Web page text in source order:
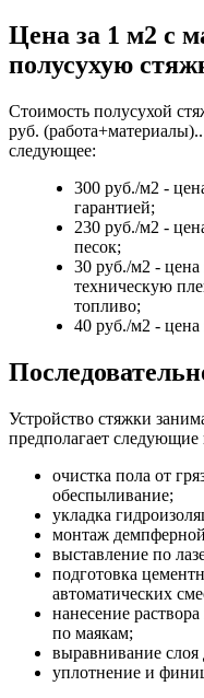
Цена за 1 м2 с
полусухую
Стоимость полусухой
руб.
следующее:
300 руб./м2 -
гарантией;
230 руб./м2 -
песок;
30 руб./м2 - цена
техническую
топливо;
40 руб./м2 - цена
Устройство стяжки
предполагает следующие
очистка пола от
обеспыливание;
укладка
монтаж
выставление по
подготовка
автоматических
нанесение
по маякам;
выравнивание
уплотнение и